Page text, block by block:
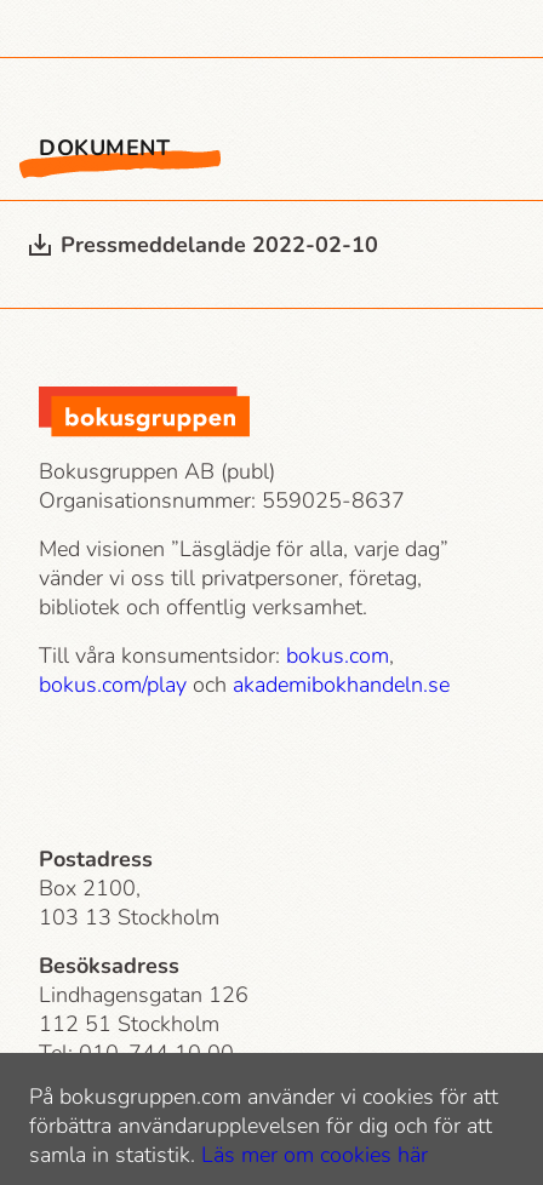
DOKUMENT
Press­meddelande 2022-02-10
Bokusgruppen AB (publ)
Organisationsnummer: 559025-8637
Med visionen ”Läsglädje för alla, varje dag”
vänder vi oss till privatpersoner, företag,
bibliotek och offentlig verksamhet.
Till våra konsumentsidor: bokus.com,
bokus.com/play och akademi­bokhandeln.se
Postadress
Box 2100,
103 13 Stockholm
Besöksadress
Lindhagensgatan 126
112 51 Stockholm
Tel: 010-744 10 00
E-post:
info@bokusgruppen.com
Kundservice
E-post: BokusochAkademi­bokhandeln
FAQ: Bokusoch Akademi­bokhandeln
På bokusgruppen.com använder vi cookies för att
förbättra användarupplevelsen för dig och för att
samla in statistik. Läs mer om cookies här